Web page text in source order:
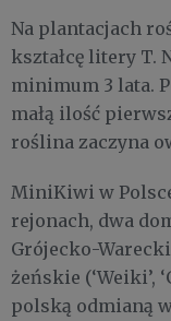
Na plantacjach
kształcę litery T.
minimum 3 lata.
małą ilość
roślina zaczyna
MiniKiwi w
rejonach, dwa
Grójecko-
żeńskie (‘Weiki’,
polską odmianą